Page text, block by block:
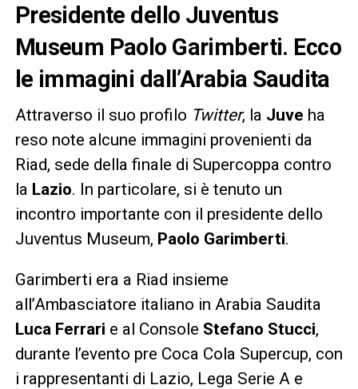
Presidente dello Juventus
Museum Paolo Garimberti. Ecco
le immagini dall’Arabia Saudita
Attraverso il suo profilo Twitter, la Juve ha
reso note alcune immagini provenienti da
Riad, sede della finale di Supercoppa contro
la Lazio. In particolare, si è tenuto un
incontro importante con il presidente dello
Juventus Museum, Paolo Garimberti.
Garimberti era a Riad insieme
all’Ambasciatore italiano in Arabia Saudita
Luca Ferrari e al Console Stefano Stucci,
durante l’evento pre Coca Cola Supercup, con
i rappresentanti di Lazio, Lega Serie A e